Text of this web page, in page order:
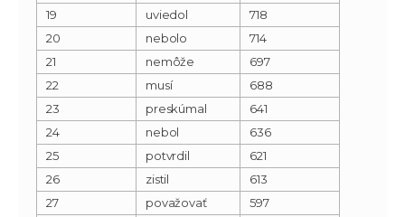
19
uviedol
718
20
nebolo
714
21
nemôže
697
22
musí
688
23
preskúmal
641
24
nebol
636
25
potvrdil
621
26
zistil
613
27
považovať
597